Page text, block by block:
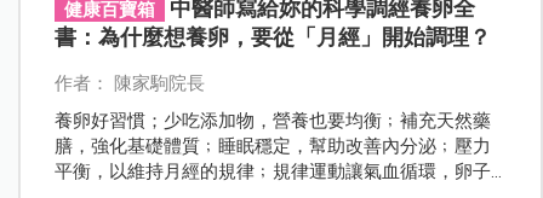
健康百寶箱
中醫師寫給妳的科學調經養卵全
書：為什麼想養卵，要從「月經」開始調理？
作者： 陳家駒院長
養卵好習慣；少吃添加物，營養也要均衡﹔補充天然藥
膳，強化基礎體質﹔睡眠穩定，幫助改善內分泌﹔壓力
平衡，以維持月經的規律﹔規律運動讓氣血循環，卵子